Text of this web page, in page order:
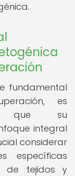
fundamental
es
que su
integral
considerar
específicas
de tejidos y